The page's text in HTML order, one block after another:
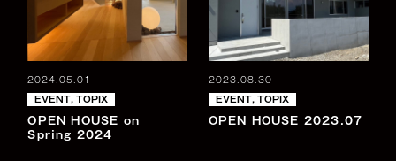
2024.05.01
EVENT ,TOPIX
OPEN HOUSE on
Spring 2024
2023.08.30
EVENT, TOPIX
OPEN HOUSE 2023.07